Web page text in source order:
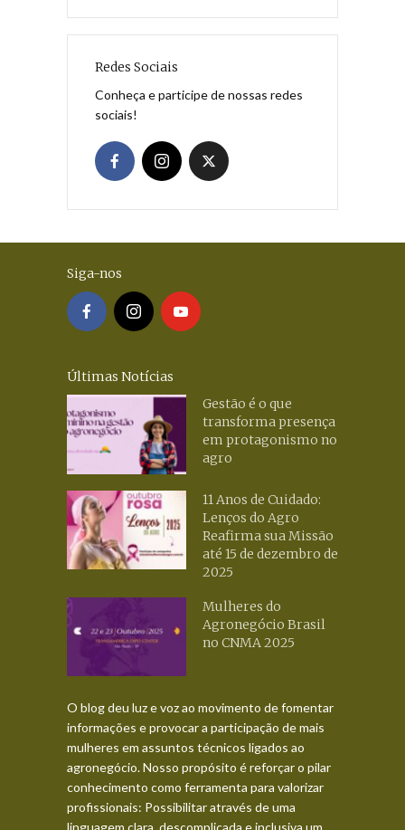
Redes Sociais
Conheça e participe de nossas redes
sociais!
Siga-nos
Últimas Notícias
Gestão é o que
transforma presença
em protagonismo no
agro
11 Anos de Cuidado:
Lenços do Agro
Reafirma sua Missão
até 15 de dezembro de
2025
Mulheres do
Agronegócio Brasil
no CNMA 2025
O blog deu luz e voz ao movimento de fomentar
informações e provocar a participação de mais
mulheres em assuntos técnicos ligados ao
agronegócio. Nosso propósito é reforçar o pilar
conhecimento como ferramenta para valorizar
profissionais: Possibilitar através de uma